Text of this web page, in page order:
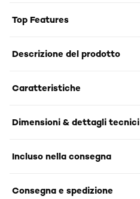
Top Features
Descrizione del prodotto
Caratteristiche
Dimensioni & dettagli tecnici
Incluso nella consegna
Consegna e spedizione